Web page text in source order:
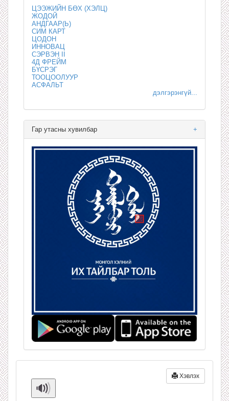
ЦЭЭЖИЙН БӨХ (ХЭЛЦ)
ЖОДОЙ
АНДГААР(Ь)
СИМ КАРТ
ЦОДОН
ИННОВАЦ
СЭРВЭН II
4Д ФРЕЙМ
БҮСРЭГ
ТООЦООЛУУР
АСФАЛЬТ
дэлгэрэнгүй...
+
Гар утасны хувилбар
Хэвлэх